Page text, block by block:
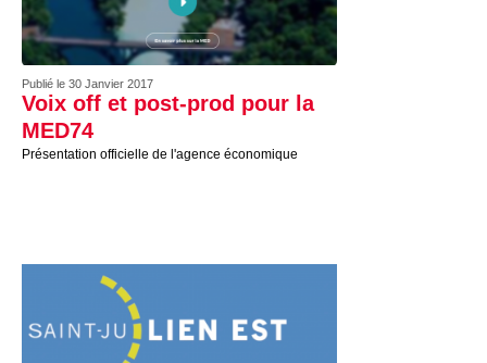
Publié le 30 Janvier 2017
Voix off et post-prod pour la
MED74
Présentation officielle de l'agence économique